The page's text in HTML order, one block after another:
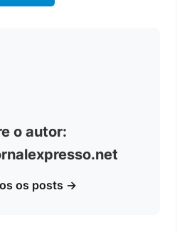
o autor:
os posts →